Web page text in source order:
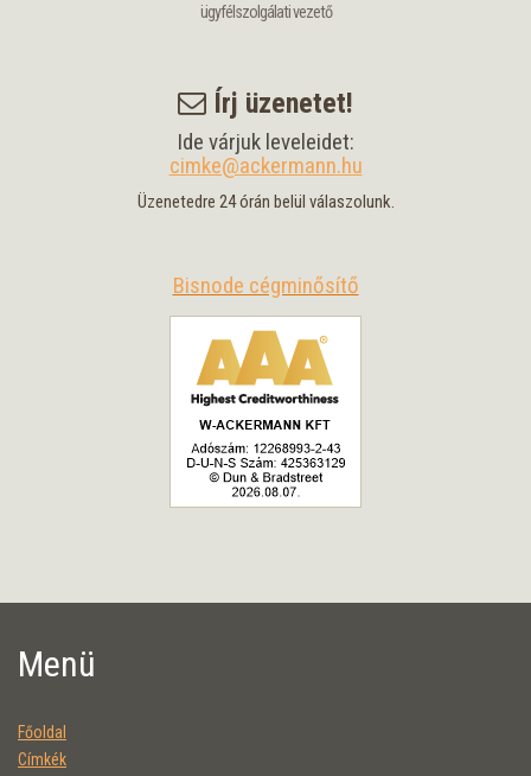
ügyfélszolgálati vezető
Írj üzenetet!
Ide várjuk leveleidet:
cimke@ackermann.hu
Üzenetedre 24 órán belül válaszolunk.
Bisnode cégminősítő
Menü
Főoldal
Címkék